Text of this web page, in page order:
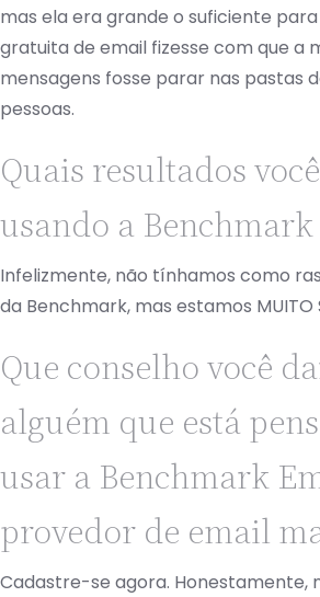
mas ela era grande o suficiente
gratuita de email fizesse com que a
mensagens fosse parar nas pastas
pessoas.
Quais resultados
usando a
Infelizmente, não tínhamos como
da Benchmark, mas estamos MUITO
Que conselho você
alguém que está
usar a Benchmark
provedor de email
Cadastre-se agora. Honestamente,